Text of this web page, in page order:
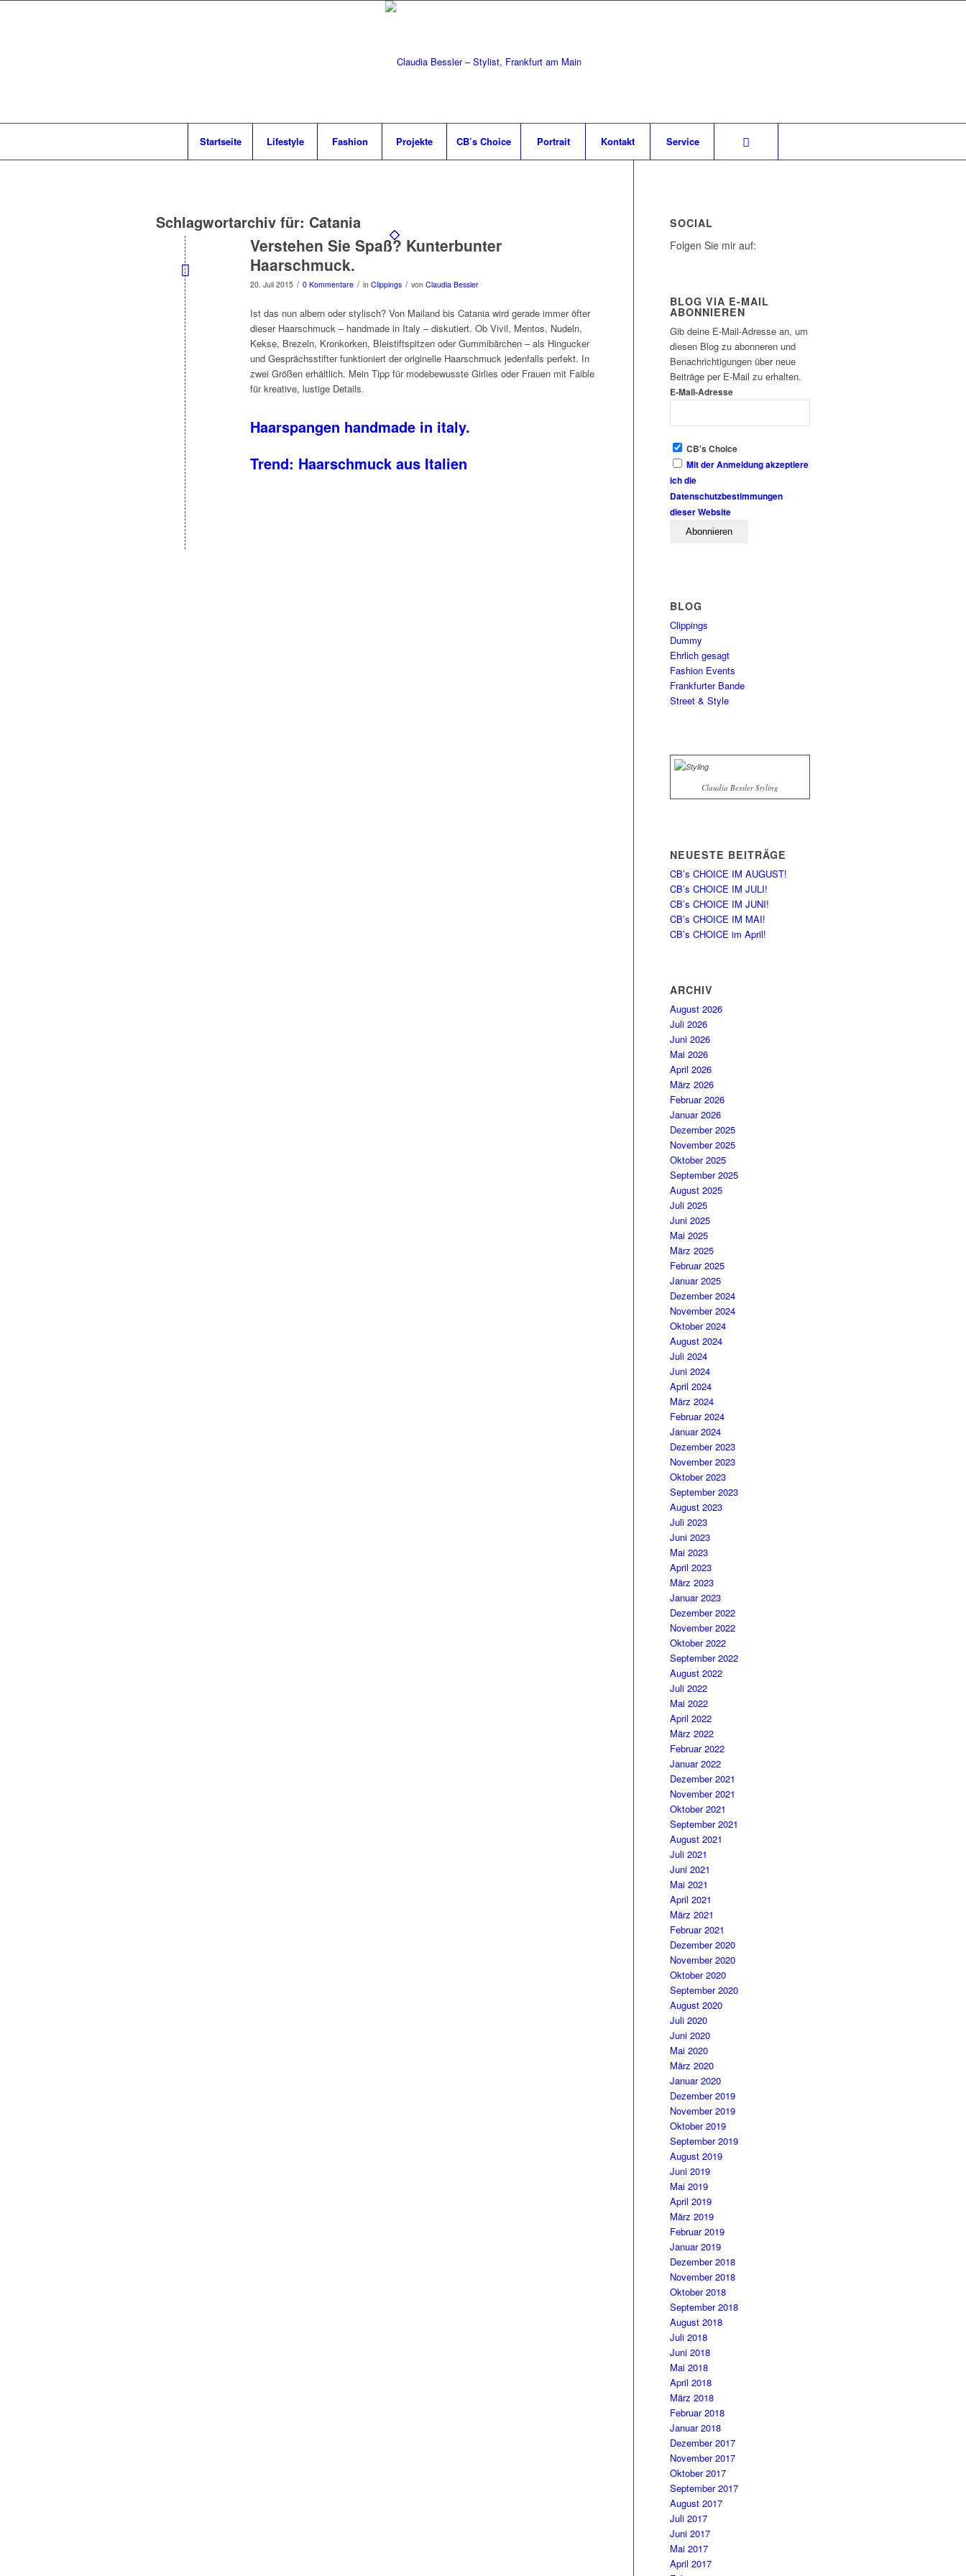
Startseite Lifestyle Fashion Projekte CB’s Choice Portrait Kontakt Service
Schlagwortarchiv für: Catania
Verstehen Sie Spaß? Kunterbunter
Haarschmuck.
20. Juli 2015 / 0 Kommentare / in Clippings / von Claudia Bessler
Ist das nun albern oder stylisch? Von Mailand bis Catania wird gerade immer öfter
dieser Haarschmuck – handmade in Italy – diskutiert. Ob Vivil, Mentos, Nudeln,
Kekse, Brezeln, Kronkorken, Bleistiftspitzen oder Gummibärchen – als Hingucker
und Gesprächsstifter funktioniert der originelle Haarschmuck jedenfalls perfekt. In
zwei Größen erhältlich. Mein Tipp für modebewusste Girlies oder Frauen mit Faible
für kreative, lustige Details.
Haarspangen handmade in italy.
Trend: Haarschmuck aus Italien
SOCIAL
Folgen Sie mir auf:
BLOG VIA E-MAIL
ABONNIEREN
Gib deine E-Mail-Adresse an, um
diesen Blog zu abonneren und
Benachrichtigungen über neue
Beiträge per E-Mail zu erhalten.
E-Mail-Adresse
CB's Choice
Mit der Anmeldung akzeptiere
ich die
Datenschutzbestimmungen
dieser Website
BLOG
Clippings
Dummy
Ehrlich gesagt
Fashion Events
Frankfurter Bande
Street & Style
Claudia Bessler Styling
NEUESTE BEITRÄGE
CB’s CHOICE IM AUGUST!
CB’s CHOICE IM JULI!
CB’s CHOICE IM JUNI!
CB’s CHOICE IM MAI!
CB’s CHOICE im April!
ARCHIV
August 2026
Juli 2026
Juni 2026
Mai 2026
April 2026
März 2026
Februar 2026
Januar 2026
Dezember 2025
November 2025
Oktober 2025
September 2025
August 2025
Juli 2025
Juni 2025
Mai 2025
März 2025
Februar 2025
Januar 2025
Dezember 2024
November 2024
Oktober 2024
August 2024
Juli 2024
Juni 2024
April 2024
März 2024
Februar 2024
Januar 2024
Dezember 2023
November 2023
Oktober 2023
September 2023
August 2023
Juli 2023
Juni 2023
Mai 2023
April 2023
März 2023
Januar 2023
Dezember 2022
November 2022
Oktober 2022
September 2022
August 2022
Juli 2022
Mai 2022
April 2022
März 2022
Februar 2022
Januar 2022
Dezember 2021
November 2021
Oktober 2021
September 2021
August 2021
Juli 2021
Juni 2021
Mai 2021
April 2021
März 2021
Februar 2021
Dezember 2020
November 2020
Oktober 2020
September 2020
August 2020
Juli 2020
Juni 2020
Mai 2020
März 2020
Januar 2020
Dezember 2019
November 2019
Oktober 2019
September 2019
August 2019
Juni 2019
Mai 2019
April 2019
März 2019
Februar 2019
Januar 2019
Dezember 2018
November 2018
Oktober 2018
September 2018
August 2018
Juli 2018
Juni 2018
Mai 2018
April 2018
März 2018
Februar 2018
Januar 2018
Dezember 2017
November 2017
Oktober 2017
September 2017
August 2017
Juli 2017
Juni 2017
Mai 2017
April 2017